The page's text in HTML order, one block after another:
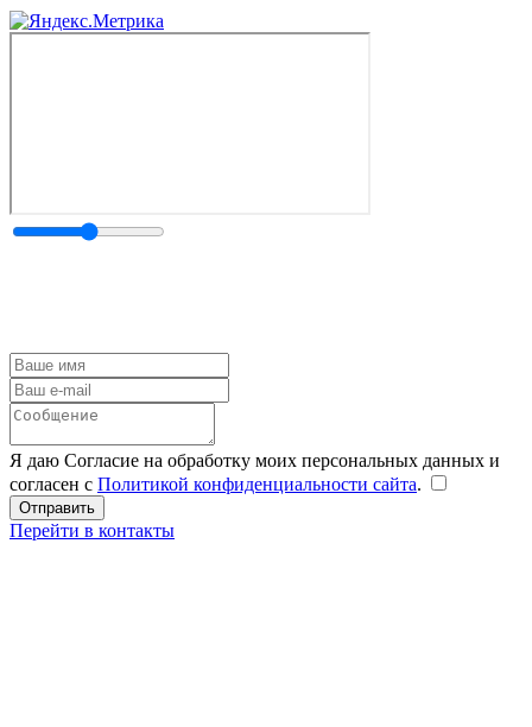
Я даю Согласие на обработку моих персональных данных и
согласен с Политикой конфиденциальности сайта.
Перейти в контакты